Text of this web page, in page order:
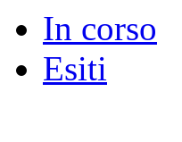
In corso
Esiti